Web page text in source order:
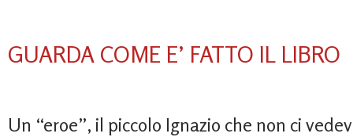
GUARDA COME E’ FATTO IL LIBRO
Un “eroe”, il piccolo Ignazio che non ci